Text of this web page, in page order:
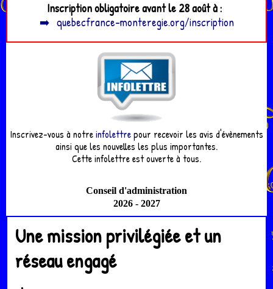
Inscription obligatoire avant le 28 août à :
➡️ quebecfrance-monteregie.org/inscription
Inscrivez-vous à notreinfolettrepour recevoir les avis d'évènements
ainsi que les nouvelles les plus importantes.
Cette infolettre est ouverte à tous.
Conseil d'administration
2026 - 2027
Une mission privilégiée et un
réseau engagé